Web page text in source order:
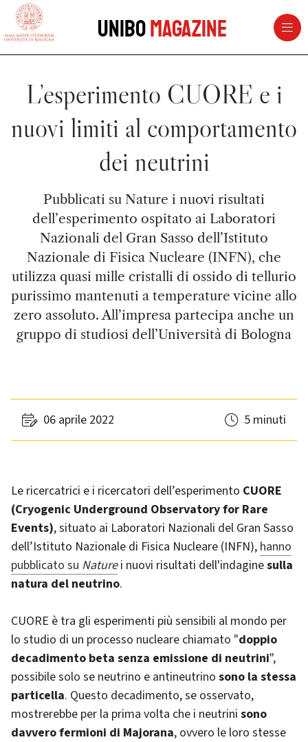
vai al contenuto della pagina
UniboMagazine
L’esperimento CUORE e i
nuovi limiti al comportamento
dei neutrini
Pubblicati su Nature i nuovi risultati
dell’esperimento ospitato ai Laboratori
Nazionali del Gran Sasso dell’Istituto
Nazionale di Fisica Nucleare (INFN), che
utilizza quasi mille cristalli di ossido di tellurio
purissimo mantenuti a temperature vicine allo
zero assoluto. All’impresa partecipa anche un
gruppo di studiosi dell’Università di Bologna
06 aprile 2022 5 minuti
Le ricercatrici e i ricercatori dell’esperimento CUORE
(Cryogenic Underground Observatory for Rare
Events), situato ai Laboratori Nazionali del Gran Sasso
dell’Istituto Nazionale di Fisica Nucleare (INFN), hanno
pubblicato su Naturei nuovi risultati dell'indaginesulla
natura del neutrino.
CUORE è tra gli esperimenti più sensibili al mondo per
lo studio di un processo nucleare chiamato "doppio
decadimento beta senza emissione di neutrini",
possibile solo se neutrino e antineutrino sono la stessa
particella. Questo decadimento, se osservato,
mostrerebbe per la prima volta che i neutrini sono
davvero fermioni di Majorana, ovvero le loro stesse